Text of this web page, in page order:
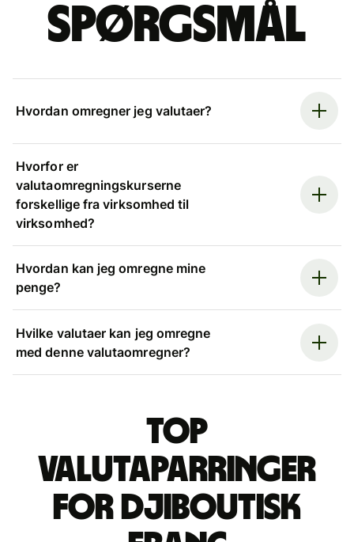
spørgsmål
Hvordan omregner jeg valutaer?
Hvorfor er
valutaomregningskurserne
forskellige fra virksomhed til
virksomhed?
Hvordan kan jeg omregne mine
penge?
Hvilke valutaer kan jeg omregne
med denne valutaomregner?
Top
valutaparringer
for djiboutisk